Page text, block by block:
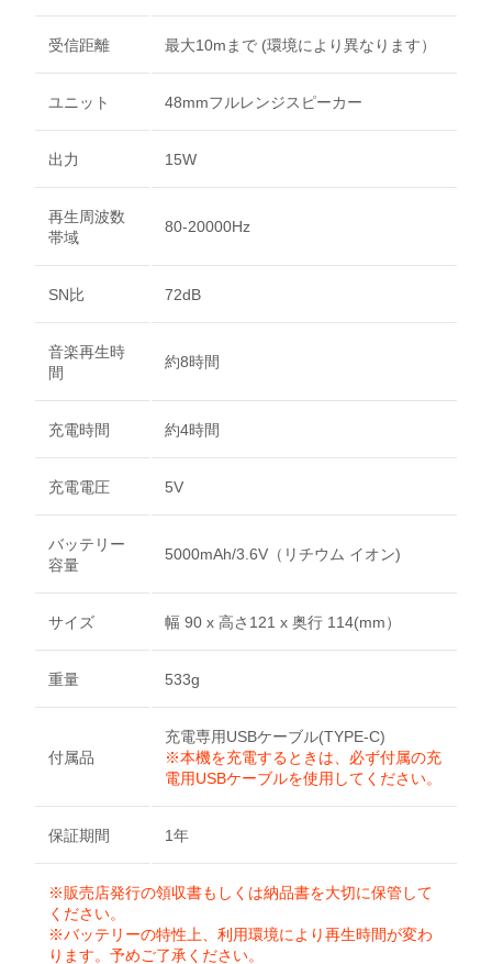
受信距離 最大10mまで (環境により異なります）
ユニット 48mmフルレンジスピーカー
出力 15W
再生周波数
帯域
80-20000Hz
SN比 72dB
音楽再生時
間
約8時間
充電時間 約4時間
充電電圧 5V
バッテリー
容量
5000mAh/3.6V（リチウム イオン)
サイズ 幅 90 x 高さ121 x 奥行 114(mm）
重量 533g
付属品
充電専用USBケーブル(TYPE-C)
※本機を充電するときは、必ず付属の充
電用USBケーブルを使用してください。
保証期間 1年
※販売店発行の領収書もしくは納品書を大切に保管して
ください。
※バッテリーの特性上、利用環境により再生時間が変わ
ります。予めご了承ください。